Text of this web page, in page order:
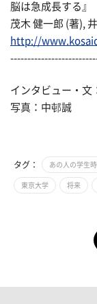
脳は急成長する』
茂木 健一郎 (著),
http://
インタビュー・文
写真：中邨誠
タグ： あの人の学生時
東京大学 将来